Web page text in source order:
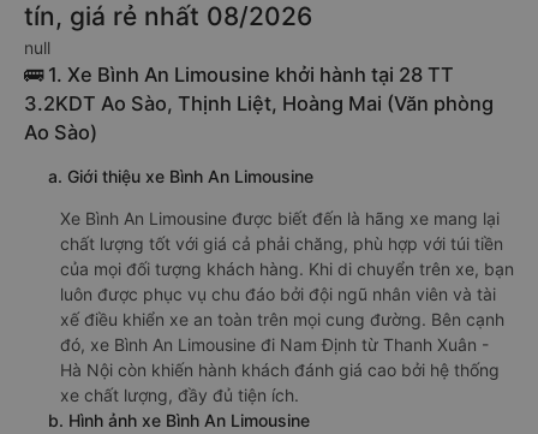
tín, giá rẻ nhất 08/2026
null
🚌 1. Xe Bình An Limousine khởi hành tại 28 TT
3.2KDT Ao Sào, Thịnh Liệt, Hoàng Mai (Văn phòng
Ao Sào)
a. Giới thiệu xe Bình An Limousine
Xe Bình An Limousine được biết đến là hãng xe mang lại
chất lượng tốt với giá cả phải chăng, phù hợp với túi tiền
của mọi đối tượng khách hàng. Khi di chuyển trên xe, bạn
luôn được phục vụ chu đáo bởi đội ngũ nhân viên và tài
xế điều khiển xe an toàn trên mọi cung đường. Bên cạnh
đó, xe Bình An Limousine đi Nam Định từ Thanh Xuân -
Hà Nội còn khiến hành khách đánh giá cao bởi hệ thống
xe chất lượng, đầy đủ tiện ích.
b. Hình ảnh xe Bình An Limousine